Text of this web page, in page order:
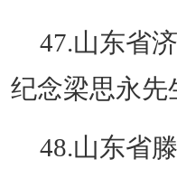
47.山东省
纪念梁思永先
48.山东省